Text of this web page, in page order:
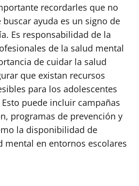
recordarles que no
ayuda es un signo de
Es responsabilidad de la
de la salud mental
de cuidar la salud
que existan recursos
para los adolescentes
puede incluir campañas
programas de prevención y
la disponibilidad de
mental en entornos escolares